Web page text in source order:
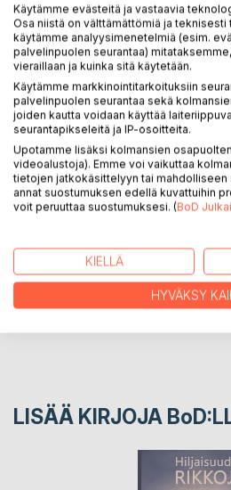
KUVAUS
Vuonna 2007 julkaistun romaanin
tutuksi tulleiden ihmisten lisäksi
tuttavuuksia rikosvyyhdin keskellä.
KIRJAILIJA
LEHDISTÖARVOSTELUT
LUKIJA-ARVOSTELUT
LISÄÄ KIRJOJA Bo
Käytämme evästeitä ja vastaavia
Osa niistä on välttämättömiä ja teknisesti
käytämme analyysimenetelmiä (esim.
palvelinpuolen seurantaa)
vieraillaan ja kuinka sitä käytetään.
Käytämme markkinointitarkoituksiin
palvelinpuolen seurantaa sekä
joiden kautta voidaan käyttää
seurantapikseleitä ja IP-osoitteita.
Upotamme lisäksi kolmansien
videoalustoja). Emme voi vaikuttaa
tietojen jatkokäsittelyyn tai mahdolliseen
annat suostumuksen edellä kuvattuihin
voit peruuttaa suostumuksesi. (BoD
KIELLÄ
HYVÄKSY